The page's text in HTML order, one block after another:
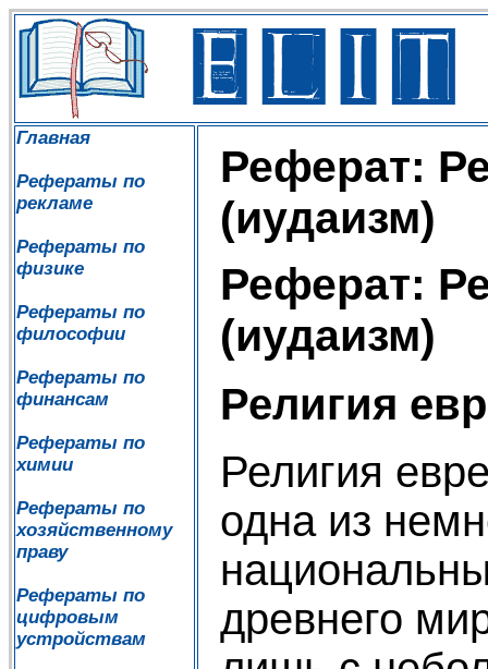
Главная
Рефераты по
рекламе
Рефераты по
физике
Рефераты по
философии
Рефераты по
финансам
Рефераты по
химии
Рефераты по
хозяйственному
праву
Рефераты по
цифровым
устройствам
Реферат:
(иудаизм)
Реферат:
(иудаизм)
Религия
Религия
одна из
древнего